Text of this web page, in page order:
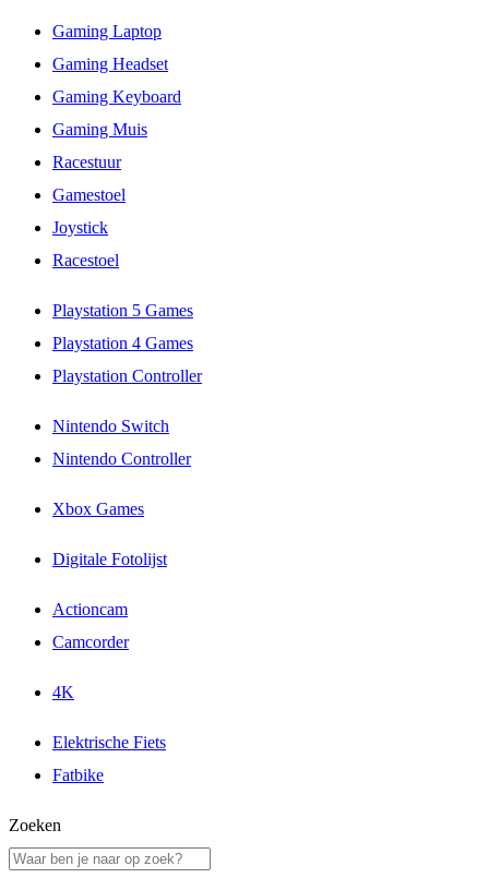
Gaming Laptop
Gaming Headset
Gaming Keyboard
Gaming Muis
Racestuur
Gamestoel
Joystick
Racestoel
Playstation 5 Games
Playstation 4 Games
Playstation Controller
Nintendo Switch
Nintendo Controller
Xbox Games
Digitale Fotolijst
Actioncam
Camcorder
4K
Elektrische Fiets
Fatbike
Zoeken